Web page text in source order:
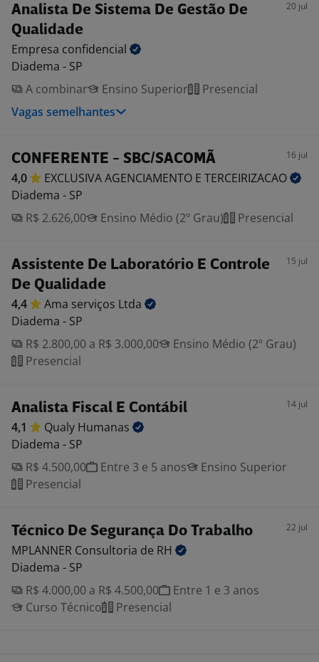
Analista De Sistema De Gestão De
Qualidade
20 jul
Empresa confidencial
Diadema - SP
A combinar
Ensino Superior
Presencial
Vagas semelhantes
CONFERENTE - SBC/SACOMÃ 16 jul
4,0 EXCLUSIVA AGENCIAMENTO E TERCEIRIZACAO
Diadema - SP
R$ 2.626,00
Ensino Médio (2º Grau) Presencial
Assistente De Laboratório E Controle
De Qualidade
15 jul
4,4 Ama serviços Ltda
Diadema - SP
R$ 2.800,00 a R$ 3.000,00
Ensino Médio (2º Grau)
Presencial
Analista Fiscal E Contábil 14 jul
4,1 Qualy Humanas
Diadema - SP
R$ 4.500,00
Entre 3 e 5 anos
Ensino Superior
Presencial
Técnico De Segurança Do Trabalho 22 jul
MPLANNER Consultoria de RH
Diadema - SP
R$ 4.000,00 a R$ 4.500,00
Entre 1 e 3 anos
Curso Técnico
Presencial